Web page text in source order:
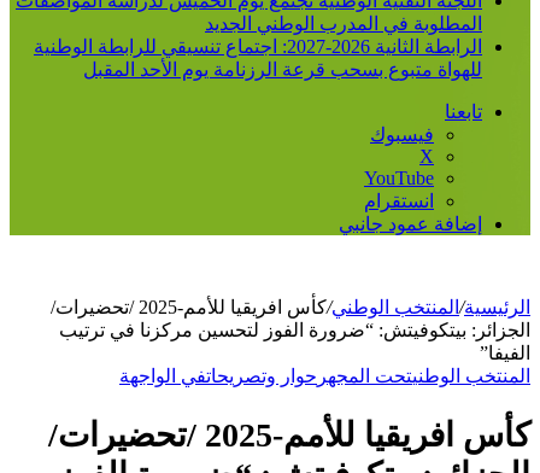
المطلوبة في المدرب الوطني الجديد
الرابطة الثانية 2026-2027: اجتماع تنسيقي للرابطة الوطنية
للهواة متبوع بسحب قرعة الرزنامة يوم الأحد المقبل
تابعنا
فيسبوك
‫X
‫YouTube
انستقرام
إضافة عمود جانبي
الرئيسية/ المنتخب الوطني/
كأس افريقيا للأمم-2025 /تحضيرات/
الجزائر: بيتكوفيتش: “ضرورة الفوز لتحسين مركزنا في ترتيب
الفيفا”
المنتخب الوطنيتحت المجهر حوار وتصريحاتفي الواجهة
كأس افريقيا للأمم-2025 /تحضيرات/